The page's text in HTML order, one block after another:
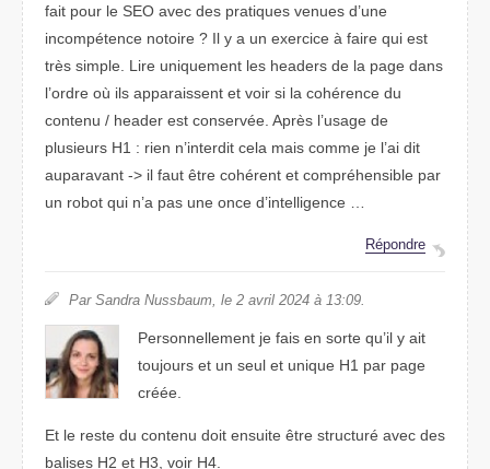
fait pour le SEO avec des pratiques venues d’une
incompétence notoire ? Il y a un exercice à faire qui est
très simple. Lire uniquement les headers de la page dans
l’ordre où ils apparaissent et voir si la cohérence du
contenu / header est conservée. Après l’usage de
plusieurs H1 : rien n’interdit cela mais comme je l’ai dit
auparavant -> il faut être cohérent et compréhensible par
un robot qui n’a pas une once d’intelligence …
Répondre
Par Sandra Nussbaum, le 2 avril 2024 à 13:09.
Personnellement je fais en sorte qu’il y ait
toujours et un seul et unique H1 par page
créée.
Et le reste du contenu doit ensuite être structuré avec des
balises H2 et H3, voir H4.